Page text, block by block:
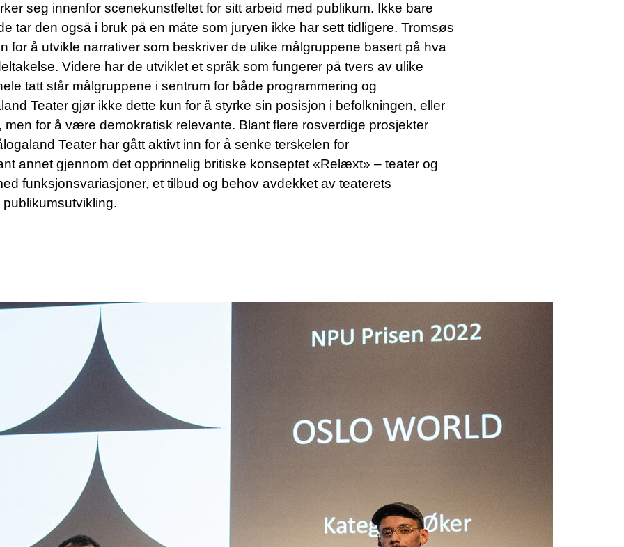
seg innenfor scenekunstfeltet for sitt arbeid med publikum. Ikke bare
tar den også i bruk på en måte som juryen ikke har sett tidligere. Tromsøs
for å utvikle narrativer som beskriver de ulike målgruppene basert på hva
Videre har de utviklet et språk som fungerer på tvers av ulike
tatt står målgruppene i sentrum for både programmering og
Teater gjør ikke dette kun for å styrke sin posisjon i befolkningen, eller
men for å være demokratisk relevante. Blant flere rosverdige prosjekter
Teater har gått aktivt inn for å senke terskelen for
annet gjennom det opprinnelig britiske konseptet «Relæxt» – teater og
funksjonsvariasjoner, et tilbud og behov avdekket av teaterets